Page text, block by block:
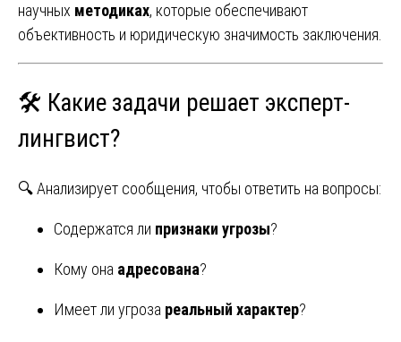
научных методиках, которые обеспечивают
объективность и юридическую значимость заключения.
🛠️ Какие задачи решает эксперт-
лингвист?
🔍 Анализирует сообщения, чтобы ответить на вопросы:
Содержатся ли признаки угрозы?
Кому она адресована?
Имеет ли угроза реальный характер?